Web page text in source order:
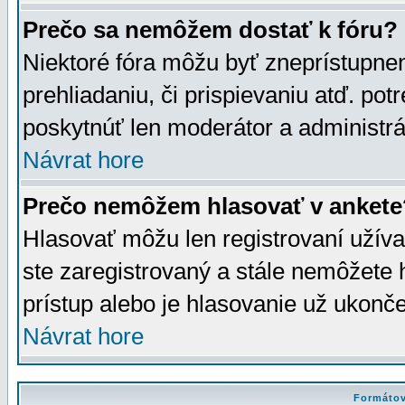
Prečo sa nemôžem dostať k fóru?
Niektoré fóra môžu byť
prehliadaniu, či prispievaniu atď.
poskytnúť len moderátor a
Návrat hore
Prečo nemôžem hlasovať v
Hlasovať môžu len registrovaní
ste zaregistrovaný a stále
prístup alebo je hlasovanie už
Návrat hore